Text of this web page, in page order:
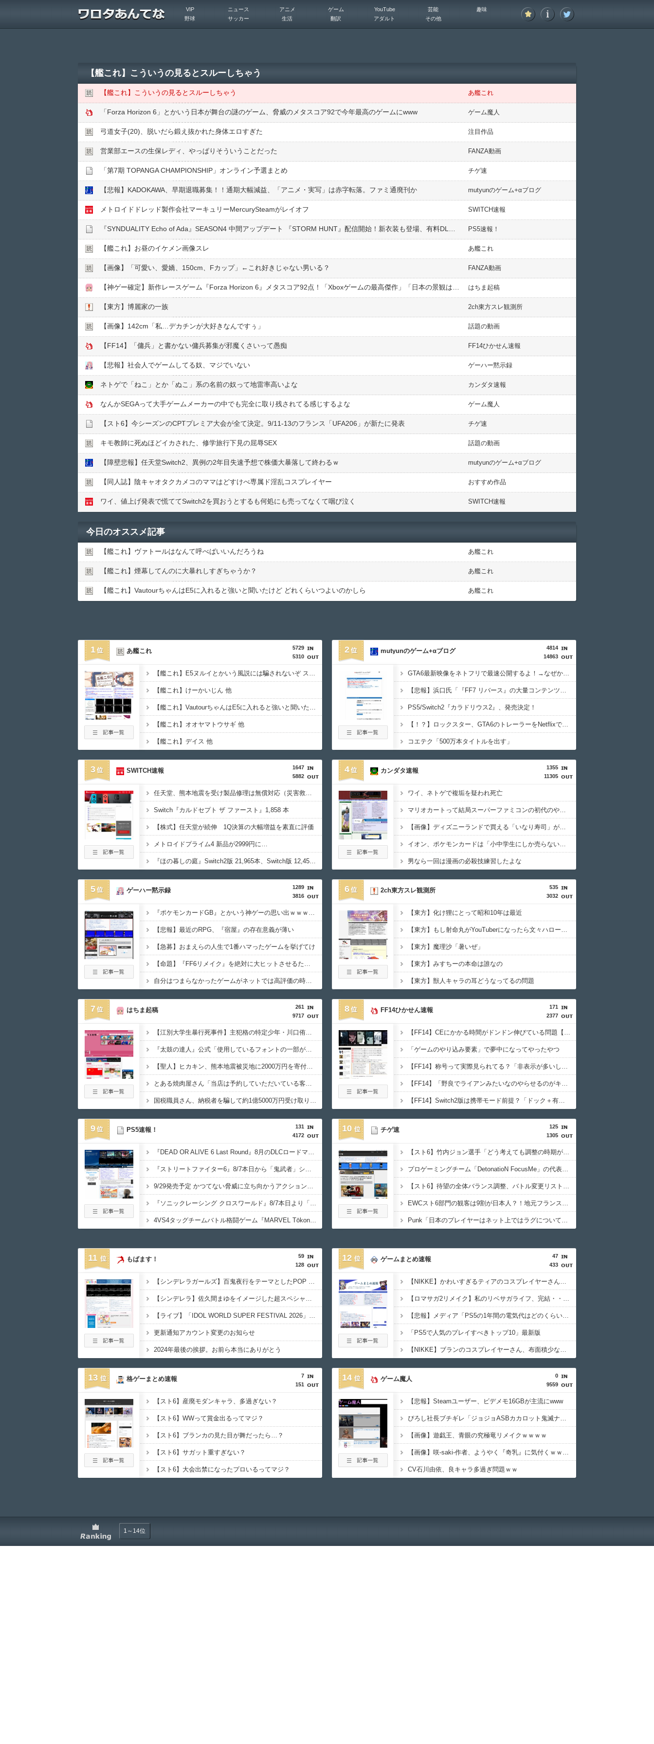
VIP ニュース アニメ ゲーム YouTube 芸能
趣味
野球
サッカー 生活 翻訳 アダルト その他
【艦これ】こういうの見るとスルーしちゃう
【艦これ】こういうの見るとスルーしちゃう あ艦これ
「Forza Horizon 6」とかいう日本が舞台の謎のゲーム、脅威のメタスコア92で今年最高のゲームにwww ゲーム魔人
弓道女子(20)、脱いだら鍛え抜かれた身体エロすぎた 注目作品
営業部エースの生保レディ、やっぱりそういうことだった FANZA動画
「第7期 TOPANGA CHAMPIONSHIP」オンライン予選まとめ チゲ速
【悲報】KADOKAWA、早期退職募集！！通期大幅減益、「アニメ・実写」は赤字転落。ファミ通廃刊か mutyunのゲーム+αブログ
メトロイドドレッド製作会社マーキュリーMercurySteamがレイオフ SWITCH速報
PS5速報！
【艦これ】お昼のイケメン画像スレ あ艦これ
【画像】「可愛い、愛嬌、150cm、Fカップ」←これ好きじゃない男いる？ FANZA動画
はちま起稿
【東方】博麗家の一族 2ch東方スレ観測所
【画像】142cm「私…デカチンが大好きなんですぅ」 話題の動画
【FF14】「傭兵」と書かない傭兵募集が邪魔くさいって愚痴 FF14ひかせん速報
【悲報】社会人でゲームしてる奴、マジでいない ゲーハー黙示録
ネトゲで「ねこ」とか「ぬこ」系の名前の奴って地雷率高いよな カンダタ速報
なんかSEGAって大手ゲームメーカーの中でも完全に取り残されてる感じするよな ゲーム魔人
【スト6】今シーズンのCPTプレミア大会が全て決定。9/11-13のフランス「UFA206」が新たに発表 チゲ速
キモ教師に死ぬほどイカされた、修学旅行下見の屈辱SEX 話題の動画
【障壁悲報】任天堂Switch2、異例の2年目失速予想で株価大暴落して終わるｗ mutyunのゲーム+αブログ
【同人誌】陰キャオタクカメコのママはどすけべ専属ド淫乱コスプレイヤー おすすめ作品
ワイ、値上げ発表で慌ててSwitch2を買おうとするも何処にも売ってなくて咽び泣く SWITCH速報
今日のオススメ記事
【艦これ】ヴァトールはなんて呼べばいいんだろうね あ艦これ
【艦これ】煙幕してんのに大暴れしすぎちゃうか？ あ艦これ
【艦これ】VautourちゃんはE5に入れると強いと聞いたけど どれくらいつよいのかしら あ艦これ
1
5729
5310
あ艦これ
【艦これ】E5ヌルイとかいう風説には騙されないぞ スキャンプくらいヌルイのなら考える
【艦これ】けーかいじん 他
【艦これ】VautourちゃんはE5に入れると強いと聞いたけど どれくらいつよいのかしら
【艦これ】オオヤマトウサギ 他
【艦これ】デイス 他
2
4814
14863
mutyunのゲーム+αブログ
GTA6最新映像をネトフリで最速公開するよ！→なぜかXで大炎上中wwwwwwwwwwww
【悲報】浜口氏「『FF7 リバース』の大量コンテンツで疲れ、離れたプレイヤーいた」
PS5/Switch2『カラドリウス2』、発売決定！
【！？】ロックスター、GTA6のトレーラーをNetflixで先行公開wwwwwwwwwww
コエテク「500万本タイトルを出す」
3
1647
5882
SWITCH速報
任天堂、熊本地震を受け製品修理は無償対応（災害救助法適用地域）
Switch『カルドセプト ザ ファースト』1,858 本
【株式】任天堂が続伸 1Q決算の大幅増益を素直に評価
メトロイドプライム4 新品が2999円に…
『ほの暮しの庭』Switch2版 21,965本、Switch版 12,458本
4
1355
11305
カンダタ速報
ワイ、ネトゲで複垢を疑われ死亡
マリオカートって結局スーパーファミコンの初代のやつが一番面白いんだろ？
【画像】ディズニーランドで買える「いなり寿司」がめちゃめちゃ美味しそう
イオン、ポケモンカードは「小中学生にしか売らない」 転売対策の決断が「素晴らしい」
男なら一回は漫画の必殺技練習したよな
5
1289
3816
ゲーハー黙示録
『ポケモンカードGB』とかいう神ゲーの思い出ｗｗｗｗｗ
【悲報】最近のRPG、『宿屋』の存在意義が薄い
【急募】おまえらの人生で1番ハマったゲームを挙げてけ
【命題】『FF6リメイク』を絶対に大ヒットさせるために、付け加えるべき要素
自分はつまらなかったゲームがネットでは高評価の時←めちゃくちゃムカつくよな
6
535
3032
2ch東方スレ観測所
【東方】化け狸にとって昭和10年は最近
【東方】もし射命丸がYouTuberになったら文々ハローYouTube! どうも射命丸ですって挨拶するのかな
【東方】魔理沙「暑いぜ」
【東方】みすちーの本命は誰なの
【東方】獣人キャラの耳どうなってるの問題
7
261
9717
はちま起稿
【江別大学生暴行死事件】主犯格の特定少年・川口侑斗被告に求刑通り「無期懲役」の判決！当時17歳の少年は「懲役30年」判決
『太鼓の達人』公式「使用しているフォントの一部が新しくなるよ」 →なんで急に？と思ったら衝撃の理由があった・・・
【聖人】ヒカキン、熊本地震被災地に2000万円を寄付！ONICHA1万4400本も提供
とある焼肉屋さん「当店は予約していただいている客、常連客優先。急に来た団体客の肉出すのに1時間かけたらキレられたんだけど」
国税職員さん、納税者を騙して約1億5000万円受け取り懲戒免職処分 詐欺などの疑いで刑事告発も
8
171
2377
FF14ひかせん速報
【FF14】CEにかかる時間がドンドン伸びている問題【クレセントアイル】
「ゲームのやり込み要素」で夢中になってやったやつ
【FF14】称号って実際見られてる？「非表示が多いし一生気付かれない」
【FF14】「野良でライアンみたいなのやらせるのがキツい」ボズヤ時代を懐かしむヒカセンたち
【FF14】Switch2版は携帯モード前提？「ドック＋有線で遊ぶのが普通」と意見分かれる
9
131
4172
PS5速報！
『DEAD OR ALIVE 6 Last Round』8月のDLCロードマップ公開！3週連続で「真夏の水着フェア」開幕、「ほのか」新コスチューム配信開始
『ストリートファイター6』8/7本日から「鬼武者」シリーズとのコラボイベント「鬼ノ道×拳ノ道」が期間限定開催（～8/31）期間中ログインで「鬼EXカラー」などのプレゼントも
9/29発売予定 かつてない脅威に立ち向かうアクションRPGアドベンチャー『Minecraft Dungeons II』プレオーダー受付中
『ソニックレーシング クロスワールド』8/7本日より「レジェンドコンペ ラウンド7」が開催！参加者には「ソニックサマーステッカー」プレゼント
4VS4タッグチームバトル格闘ゲーム『MARVEL Tōkon: Fighting Souls』8/7本日リリース！PSPlus加入者向けにPSアバターやリザルト画面のキャラクターポーズ集が含まれる無料パックも登場
10
125
1305
チゲ速
【スト6】竹内ジョン選手「どう考えても調整の時期がおかしい。大会の真っただ中にコンセプトが変わるほどの調整、大会が終わった後は微調整。趣旨が一貫してない」
プロゲーミングチーム「DetonatioN FocusMe」の代表・梅崎 伸幸氏が逝去
【スト6】待望の全体バランス調整、バトル変更リスト2026.08.03が公開
EWCスト6部門の観客は9割が日本人？！地元フランス勢のKilzyou選手「格ゲーは地元開催ですらアウェイとかエグいわ」
Punk「日本のプレイヤーはネット上ではラグについて何も言わないくせに、リアルでは他のプレイヤーにラグいと愚痴ってる。カプコンが気にかけているのは日本のプレイヤーだけ。」
11
59
128
もばます！
【シンデレラガールズ】百鬼夜行をテーマとしたPOP UP SHOPが東京・大阪にて開催
【シンデレラ】佐久間まゆをイメージした超スペシャルなネックレスが登場する件について
【ライブ】「IDOL WORLD SUPER FESTIVAL 2026」京王アリーナTOKYO開催決定
更新通知アカウント変更のお知らせ
2024年最後の挨拶。お前ら本当にありがとう
12
47
433
ゲームまとめ速報
【NIKKE】かわいすぎるティアのコスプレイヤーさん、見つかるｗｗｗｗｗ【画像】
【ロマサガ2リメイク】私のリベサガライフ、完結・・・！
【悲報】メディア「PS5の1年間の電気代はどのくらい？ 待機電力には注意すべき？」
「PS5で人気のプレイすべきトップ10」最新版
【NIKKE】ブランのコスプレイヤーさん、布面積少なすぎん？///
13
7
151
格ゲーまとめ速報
【スト6】産廃モダンキャラ、多過ぎない？
【スト6】WWって賞金出るってマジ？
【スト6】ブランカの見た目が舞だったら…？
【スト6】サガット重すぎない？
【スト6】大会出禁になったプロいるってマジ？
14
0
9559
ゲーム魔人
【悲報】Steamユーザー、ビデメモ16GBが主流にwww
ぴろし社長ブチギレ「ジョジョASBカカロット鬼滅ナルティメット作ったのにジャンブ公式にブロックされたんだが⁉」
【画像】遊戯王、青眼の究極竜リメイクｗｗｗｗ
【画像】咲-saki-作者、ようやく『奇乳』に気付くｗｗｗｗ
CV石川由依、良キャラ多過ぎ問題ｗｗ
1～14位